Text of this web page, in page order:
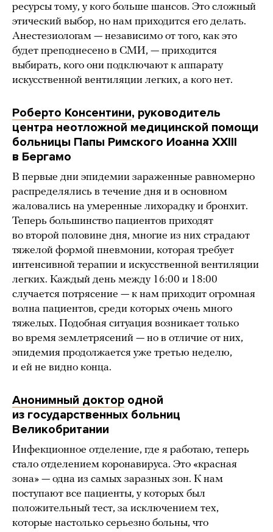
ресурсы тому, у кого больше шансов. Это сложный
этический выбор, но нам приходится его делать.
Анестезиологам — независимо от того, как это
будет преподнесено в СМИ, — приходится
выбирать, кого они подключают к аппарату
искусственной вентиляции легких, а кого нет.
Роберто Консентини, руководитель
центра неотложной медицинской помощи
больницы Папы Римского Иоанна XXIII
в Бергамо
В первые дни эпидемии зараженные равномерно
распределялись в течение дня и в основном
жаловались на умеренные лихорадку и бронхит.
Теперь большинство пациентов приходят
во второй половине дня, многие из них страдают
тяжелой формой пневмонии, которая требует
интенсивной терапии и искусственной вентиляции
легких. Каждый день между 16:00 и 18:00
случается потрясение — к нам приходит огромная
волна пациентов, среди которых очень много
тяжелых. Подобная ситуация возникает только
во время землетрясений — но в отличие от них,
эпидемия продолжается уже третью неделю,
и ей не видно конца.
Анонимный доктор одной
из государственных больниц
Великобритании
Инфекционное отделение, где я работаю, теперь
стало отделением коронавируса. Это «красная
зона» — одна из самых заразных зон. К нам
поступают все пациенты, у которых был
положительный тест, за исключением тех,
которые настолько серьезно больны, что